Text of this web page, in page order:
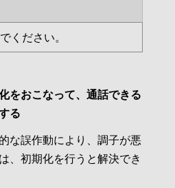
ください。
をおこなって、通話できる
る
な誤作動により、調子が悪
、初期化を行うと解決でき